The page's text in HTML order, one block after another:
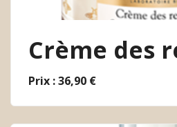
Crème des
Prix : 36,90 €